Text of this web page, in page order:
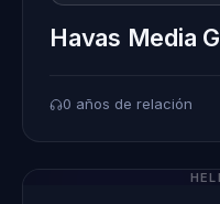
Havas Media
0 años de relación